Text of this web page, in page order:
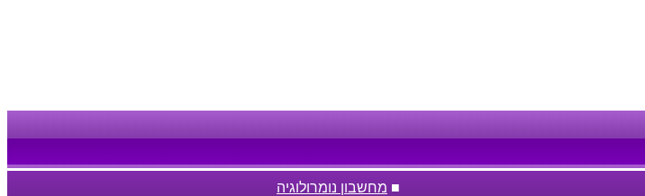
■ מחשבון נומרולוגיה